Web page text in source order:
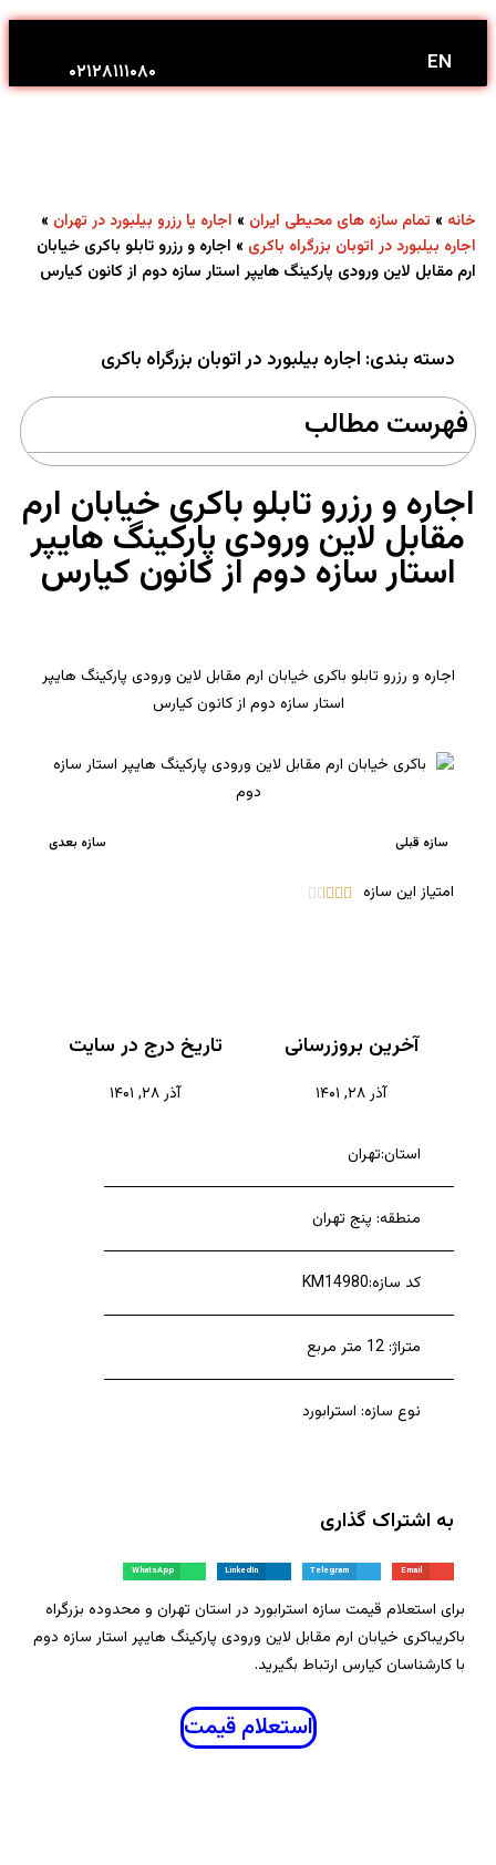
EN ۰۲۱۲۸۱۱۱۰۸۰
خانه » تمام سازه های محیطی ایران » اجاره یا رزرو بیلبورد در تهران »
اجاره بیلبورد در اتوبان بزرگراه باکری » اجاره و رزرو تابلو باکری خیابان
ارم مقابل لاین ورودی پارکینگ هایپر استار سازه دوم از کانون کیارس
دسته بندی: اجاره بیلبورد در اتوبان بزرگراه باکری
فهرست مطالب
اجاره و رزرو تابلو باکری خیابان ارم
مقابل لاین ورودی پارکینگ هایپر
استار سازه دوم از کانون کیارس
اجاره و رزرو تابلو باکری خیابان ارم مقابل لاین ورودی پارکینگ هایپر
استار سازه دوم از کانون کیارس
سازه قبلی سازه بعدی
امتیاز این سازه 




آخرین بروزرسانی
آذر ۲۸, ۱۴۰۱
تاریخ درج در سایت
آذر ۲۸, ۱۴۰۱
استان:تهران
منطقه: پنج تهران
کد سازه:KM14980
متراژ: 12 متر مربع
نوع سازه: استرابورد
به اشتراک گذاری
Email
Telegram
LinkedIn
WhatsApp
برای استعلام قیمت سازه استرابورد در استان تهران و محدوده بزرگراه
باکریباکری خیابان ارم مقابل لاین ورودی پارکینگ هایپر استار سازه دوم
با کارشناسان کیارس ارتباط بگیرید.
استعلام قیمت